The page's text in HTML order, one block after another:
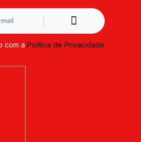
com a Política de Privacidade